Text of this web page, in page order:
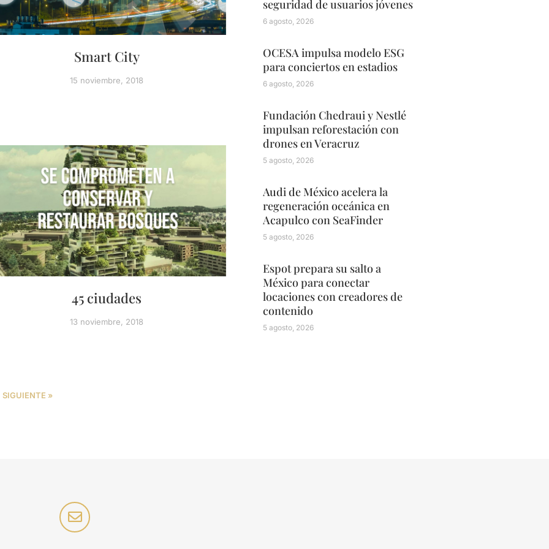
Smart City
15 noviembre, 2018
45 ciudades
13 noviembre, 2018
SIGUIENTE »
seguridad de usuarios jóvenes
6 agosto, 2026
OCESA impulsa modelo ESG
para conciertos en estadios
6 agosto, 2026
Fundación Chedraui y Nestlé
impulsan reforestación con
drones en Veracruz
5 agosto, 2026
Audi de México acelera la
regeneración oceánica en
Acapulco con SeaFinder
5 agosto, 2026
Espot prepara su salto a
México para conectar
locaciones con creadores de
contenido
5 agosto, 2026